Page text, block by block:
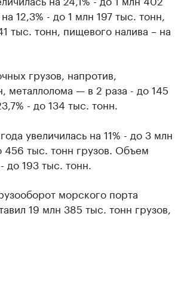
12,3% - до 1 млн 197 тыс. тонн,
тыс. тонн, пищевого налива – на
грузов, напротив,
металлолома — в 2 раза - до 145
- до 134 тыс. тонн.
увеличилась на 11% - до 3 млн
456 тыс. тонн грузов. Объем
до 193 тыс. тонн.
морского порта
19 млн 385 тыс. тонн грузов,